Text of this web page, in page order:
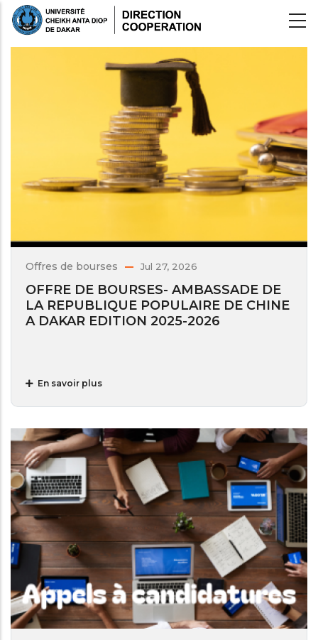
Aller
contenu
Offres de bourses Jul 27, 2026
OFFRE DE BOURSES- AMBASSADE DE
LA REPUBLIQUE POPULAIRE DE CHINE
A DAKAR EDITION 2025-2026
En savoir plus